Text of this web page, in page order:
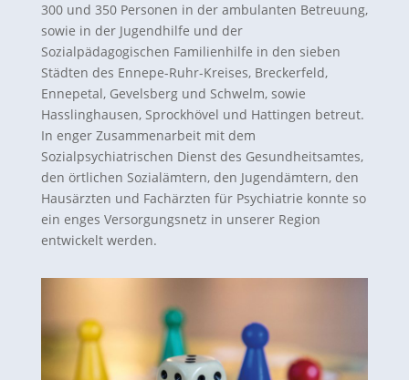
300 und 350 Personen in der ambulanten Betreuung,
sowie in der Jugendhilfe und der
Sozialpädagogischen Familienhilfe in den sieben
Städten des Ennepe-Ruhr-Kreises, Breckerfeld,
Ennepetal, Gevelsberg und Schwelm, sowie
Hasslinghausen, Sprockhövel und Hattingen betreut.
In enger Zusammenarbeit mit dem
Sozialpsychiatrischen Dienst des Gesundheitsamtes,
den örtlichen Sozialämtern, den Jugendämtern, den
Hausärzten und Fachärzten für Psychiatrie konnte so
ein enges Versorgungsnetz in unserer Region
entwickelt werden.